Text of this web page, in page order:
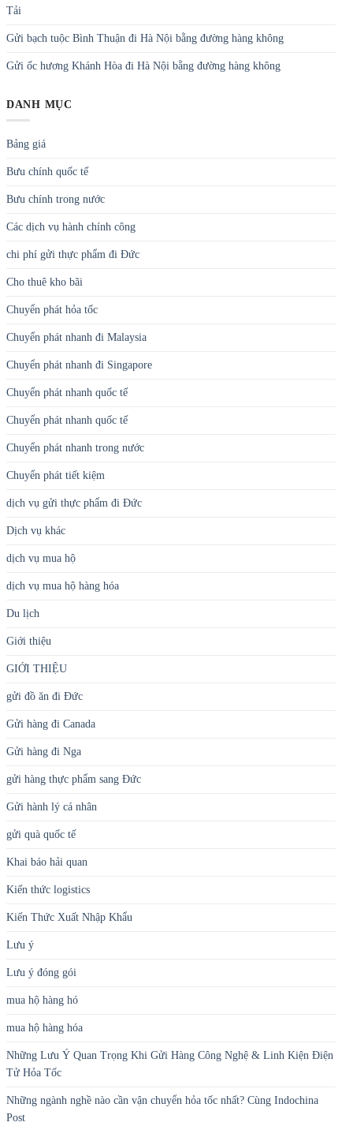
Tải
Gửi bạch tuộc Bình Thuận đi Hà Nội bằng đường hàng không
Gửi ốc hương Khánh Hòa đi Hà Nội bằng đường hàng không
DANH MỤC
Bảng giá
Bưu chính quốc tế
Bưu chính trong nước
Các dịch vụ hành chính công
chi phí gửi thực phẩm đi Đức
Cho thuê kho bãi
Chuyển phát hỏa tốc
Chuyển phát nhanh đi Malaysia
Chuyển phát nhanh đi Singapore
Chuyển phát nhanh quốc tế
Chuyển phát nhanh quốc tế
Chuyển phát nhanh trong nước
Chuyển phát tiết kiệm
dịch vụ gửi thực phẩm đi Đức
Dịch vụ khác
dịch vụ mua hộ
dịch vụ mua hộ hàng hóa
Du lịch
Giới thiệu
GIỚI THIỆU
gửi đồ ăn đi Đức
Gửi hàng đi Canada
Gửi hàng đi Nga
gửi hàng thực phẩm sang Đức
Gửi hành lý cá nhân
gửi quà quốc tế
Khai báo hải quan
Kiến thức logistics
Kiến Thức Xuất Nhập Khẩu
Lưu ý
Lưu ý đóng gói
mua hộ hàng hó
mua hộ hàng hóa
Những Lưu Ý Quan Trọng Khi Gửi Hàng Công Nghệ & Linh Kiện Điện
Tử Hỏa Tốc
Những ngành nghề nào cần vận chuyển hỏa tốc nhất? Cùng Indochina
Post